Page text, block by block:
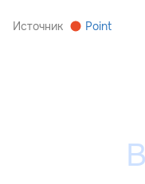
Источник Point